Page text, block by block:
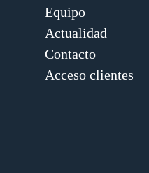
Equipo
Actualidad
Contacto
Acceso clientes